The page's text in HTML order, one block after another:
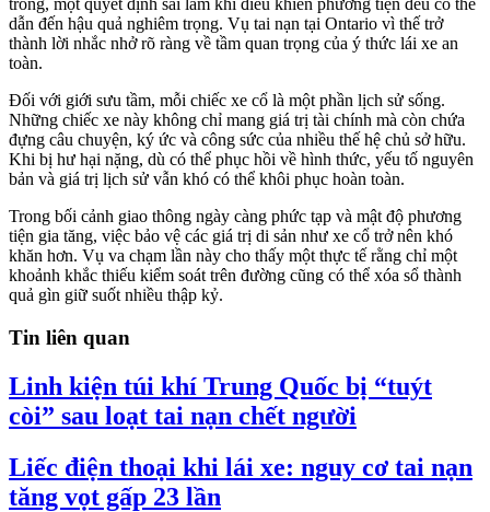
trong, một quyết định sai lầm khi điều khiển phương tiện đều có thể
dẫn đến hậu quả nghiêm trọng. Vụ tai nạn tại Ontario vì thế trở
thành lời nhắc nhở rõ ràng về tầm quan trọng của ý thức lái xe an
toàn.
Đối với giới sưu tầm, mỗi chiếc xe cổ là một phần lịch sử sống.
Những chiếc xe này không chỉ mang giá trị tài chính mà còn chứa
đựng câu chuyện, ký ức và công sức của nhiều thế hệ chủ sở hữu.
Khi bị hư hại nặng, dù có thể phục hồi về hình thức, yếu tố nguyên
bản và giá trị lịch sử vẫn khó có thể khôi phục hoàn toàn.
Trong bối cảnh giao thông ngày càng phức tạp và mật độ phương
tiện gia tăng, việc bảo vệ các giá trị di sản như xe cổ trở nên khó
khăn hơn. Vụ va chạm lần này cho thấy một thực tế rằng chỉ một
khoảnh khắc thiếu kiểm soát trên đường cũng có thể xóa sổ thành
quả gìn giữ suốt nhiều thập kỷ.
Tin liên quan
Linh kiện túi khí Trung Quốc bị “tuýt
còi” sau loạt tai nạn chết người
Liếc điện thoại khi lái xe: nguy cơ tai nạn
tăng vọt gấp 23 lần